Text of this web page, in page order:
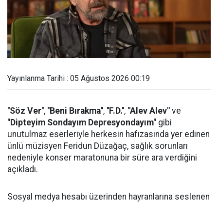
Yayınlanma Tarihi : 05 Ağustos 2026 00:19
''Söz Ver'', ''Beni Bırakma'', ''F.D.'', "Alev Alev" ve
"Dipteyim Sondayım Depresyondayım" gibi
unutulmaz eserleriyle herkesin hafızasında yer edinen
ünlü müzisyen Feridun Düzağaç, sağlık sorunları
nedeniyle konser maratonuna bir süre ara verdiğini
açıkladı.
Sosyal medya hesabı üzerinden hayranlarına seslenen